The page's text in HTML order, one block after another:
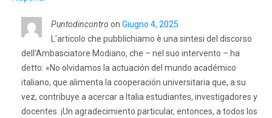
Puntodincontro on Giugno 4, 2025
L’articolo che pubblichiamo è una sintesi del discorso
dell’Ambasciatore Modiano, che – nel suo intervento – ha
detto: «No olvidamos la actuación del mundo académico
italiano, que alimenta la cooperación universitaria que, a su
vez, contribuye a acercar a Italia estudiantes, investigadores y
docentes. ¡Un agradecimiento particular, entonces, a todos los